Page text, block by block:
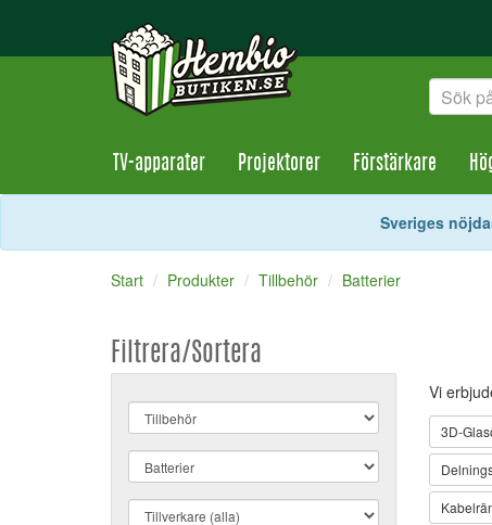
TV-apparater Projektorer Förstärkare
Sveriges
Start Produkter Tillbehör Batterier
Filtrera/Sortera
Vi
3D-